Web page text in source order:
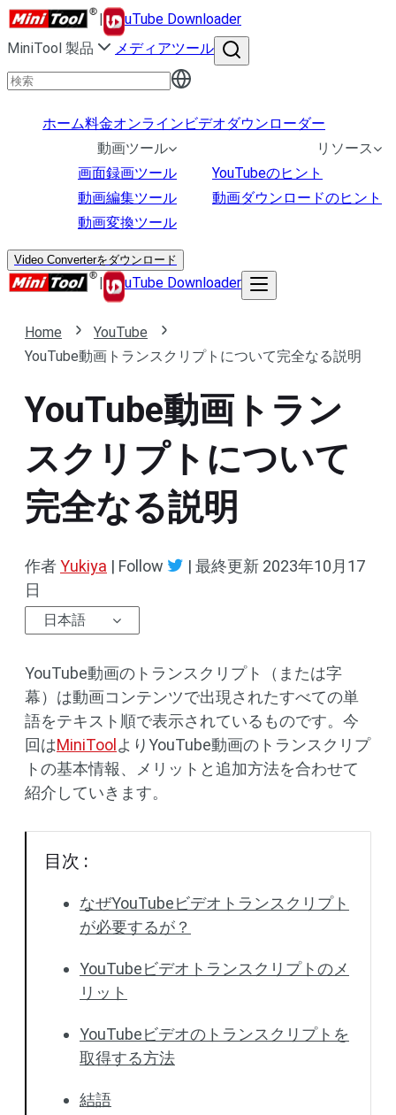
|
uTube Downloader
MiniTool 製品
メディアツール
ホーム料金オンラインビデオダウンローダー
動画ツール
画面録画ツール
動画編集ツール
動画変換ツール
リソース
YouTubeのヒント
動画ダウンロードのヒント
Video Converterをダウンロード
| uTube Downloader
Home
YouTube
YouTube動画トランスクリプトについて完全なる説明
YouTube動画トラン
スクリプトについて
完全なる説明
作者Yukiya | Follow | 最終更新 2023年10月17
日
日本語
YouTube動画のトランスクリプト（または字
幕）は動画コンテンツで出現されたすべての単
語をテキスト順で表示されているものです。今
回はMiniTool よりYouTube動画のトランスクリプ
トの基本情報、メリットと追加方法を合わせて
紹介していきます。
目次 :
なぜYouTubeビデオトランスクリプト
が必要するが？
YouTubeビデオトランスクリプトのメ
リット
YouTubeビデオのトランスクリプトを
取得する方法
結語